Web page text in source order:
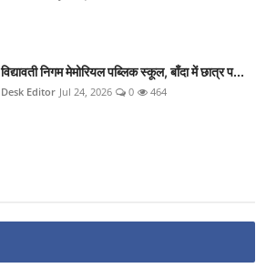
विद्यावती निगम मेमोरियल पब्लिक स्कूल, बाँदा में छात्र प...
Desk Editor Jul 24, 2026 0 464